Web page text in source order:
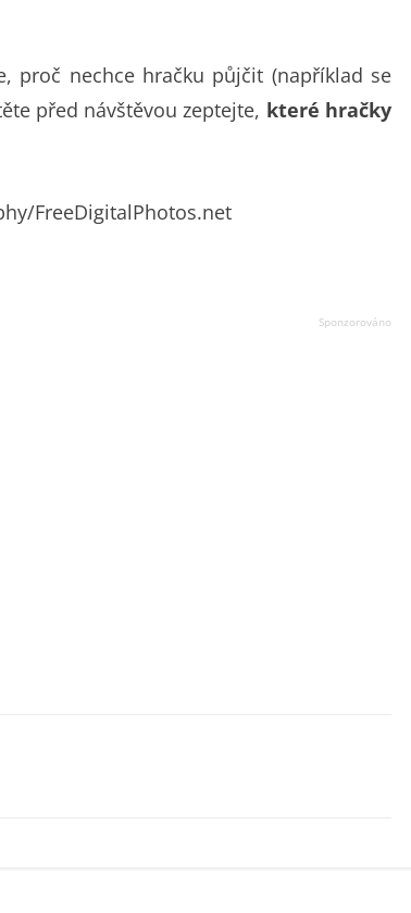
proč nechce hračku půjčit (například se
před návštěvou zeptejte, které hračky
FreeDigitalPhotos.net